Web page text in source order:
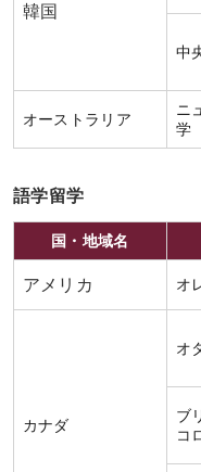
韓国
中
オーストラリア
ニ
学
語学留学
国・地域名
アメリカ オ
カナダ
オ
ブ
コ